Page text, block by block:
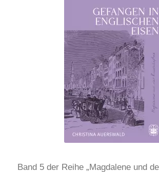
Band 5 der Reihe „Magdalene und